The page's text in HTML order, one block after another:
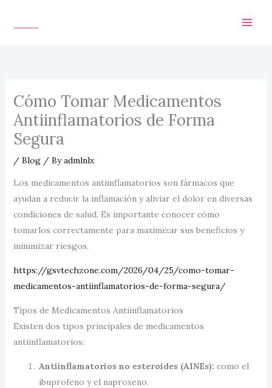
Cómo Tomar Medicamentos
Antiinflamatorios de Forma
Segura
/ Blog/ Byadmlnlx
Los medicamentos antiinflamatorios son fármacos que
ayudan a reducir la inflamación y aliviar el dolor en diversas
condiciones de salud. Es importante conocer cómo
tomarlos correctamente para maximizar sus beneficios y
minimizar riesgos.
https://gsvtechzone.com/2026/04/25/como-tomar-
medicamentos-antiinflamatorios-de-forma-segura/
Tipos de Medicamentos Antiinflamatorios
Existen dos tipos principales de medicamentos
antiinflamatorios:
Antiinflamatorios no esteroides (AINEs): como el
ibuprofeno y el naproxeno.